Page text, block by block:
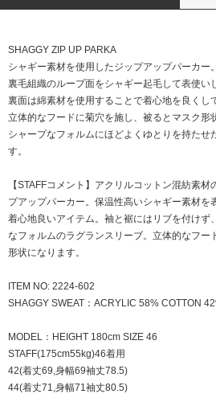
SHAGGY ZIP UP PARKA
シャギー素材を使用したジップアップパーカー。
裏毛組織のループ面をシャギー起毛して表使い
裏面は綿素材を使用することで着心地を良くし
立体的なフードに菊穴を施し、被るとマスク形
シャープなフォルムにほどよくゆとりを持たせ
す。
【STAFFコメント】アクリルコットン混紡素
プアップパーカー。保温性高いシャギー素材を
着心地良いアイテム。袖と裾にはリブを付けず
なフォルムのラグランスリーブ。立体的なフー
形状になります。
ITEM NO: 2224-602
SHAGGY SWEAT：ACRYLIC 58% COTTON
MODEL：HEIGHT 180cm SIZE 46
STAFF(175cm55kg)46着用
42(着丈69,身幅69袖丈78.5)
44(着丈71,身幅71袖丈80.5)